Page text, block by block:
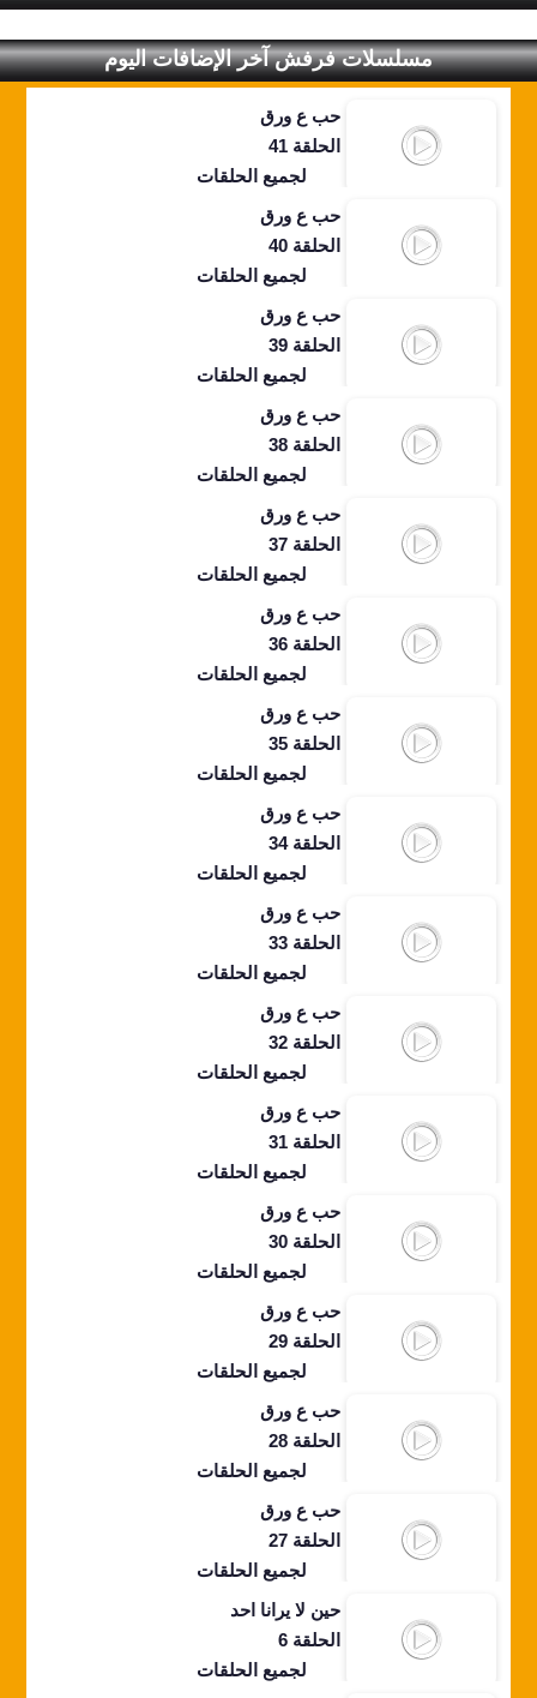
مسلسلات فرفش آخر الإضافات اليوم
حب ع ورق
الحلقة 41
لجميع الحلقات
حب ع ورق
الحلقة 40
لجميع الحلقات
حب ع ورق
الحلقة 39
لجميع الحلقات
حب ع ورق
الحلقة 38
لجميع الحلقات
حب ع ورق
الحلقة 37
لجميع الحلقات
حب ع ورق
الحلقة 36
لجميع الحلقات
حب ع ورق
الحلقة 35
لجميع الحلقات
حب ع ورق
الحلقة 34
لجميع الحلقات
حب ع ورق
الحلقة 33
لجميع الحلقات
حب ع ورق
الحلقة 32
لجميع الحلقات
حب ع ورق
الحلقة 31
لجميع الحلقات
حب ع ورق
الحلقة 30
لجميع الحلقات
حب ع ورق
الحلقة 29
لجميع الحلقات
حب ع ورق
الحلقة 28
لجميع الحلقات
حب ع ورق
الحلقة 27
لجميع الحلقات
حين لا يرانا احد
الحلقة 6
لجميع الحلقات